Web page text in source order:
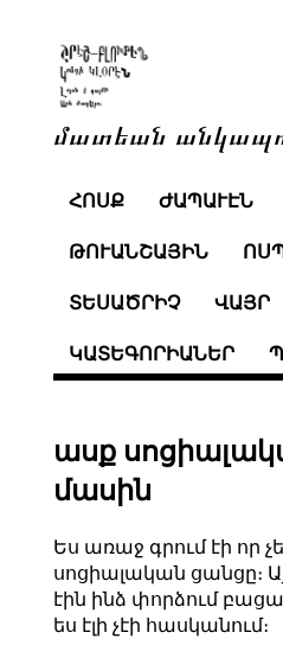
մատեան
ՀՈՍՔ ԺԱՊԱՒԷՆ
ԹՈՒԱՆՇԱՅԻՆ
ՏԵՍԱԾՐԻՉ ՎԱՅՐ
ԿԱՏԵԳՈՐԻԱՆԵՐ
ասք
մասին
Ես առաջ գրում էի որ
սոցիալական ցանցը։
էին ինձ փորձում
ես էլի չէի հասկանում։